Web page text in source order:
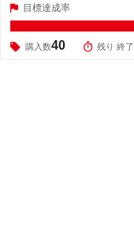
目標達成率
購入数40 残り 終了